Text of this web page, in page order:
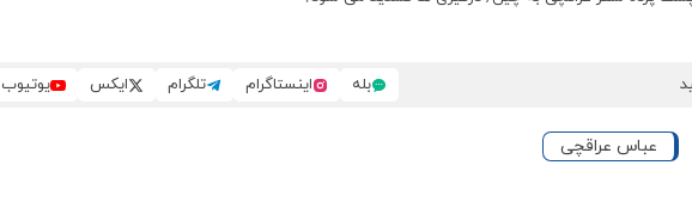
بله اینستاگرام تلگرام ایکس یوتیوب
عباس عراقچی